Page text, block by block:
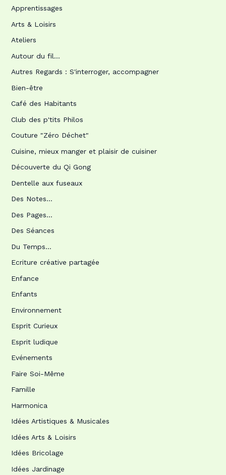
Apprentissages
Arts & Loisirs
Ateliers
Autour du fil…
Autres Regards : S'interroger, accompagner
Bien-être
Café des Habitants
Club des p'tits Philos
Couture "Zéro Déchet"
Cuisine, mieux manger et plaisir de cuisiner
Découverte du Qi Gong
Dentelle aux fuseaux
Des Notes…
Des Pages…
Des Séances
Du Temps…
Ecriture créative partagée
Enfance
Enfants
Environnement
Esprit Curieux
Esprit ludique
Evénements
Faire Soi-Même
Famille
Harmonica
Idées Artistiques & Musicales
Idées Arts & Loisirs
Idées Bricolage
Idées Jardinage